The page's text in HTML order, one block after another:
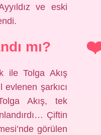
ve eski
mı?
ile Tolga Akış
evlenen şarkıcı
Akış, tek
Çiftin
görülen